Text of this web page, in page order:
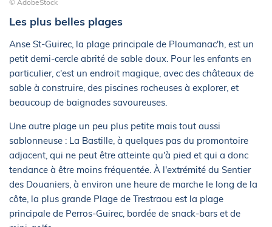
© AdobeStock
Les plus belles plages
Anse St-Guirec, la plage principale de Ploumanac'h, est un
petit demi-cercle abrité de sable doux. Pour les enfants en
particulier, c'est un endroit magique, avec des châteaux de
sable à construire, des piscines rocheuses à explorer, et
beaucoup de baignades savoureuses.
Une autre plage un peu plus petite mais tout aussi
sablonneuse : La Bastille, à quelques pas du promontoire
adjacent, qui ne peut être atteinte qu'à pied et qui a donc
tendance à être moins fréquentée. À l'extrémité du Sentier
des Douaniers, à environ une heure de marche le long de la
côte, la plus grande Plage de Trestraou est la plage
principale de Perros-Guirec, bordée de snack-bars et de